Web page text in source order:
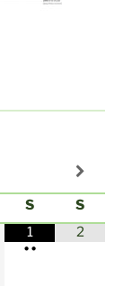
S
S
1
••
2